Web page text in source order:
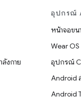
ลังกาย
อุปกรณ์
หน้าจอข
Wear OS
อุปกรณ์
Android
Android